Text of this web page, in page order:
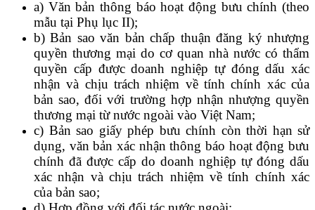
a) Văn bản thông báo hoạt động bưu chính (theo
mẫu tại Phụ lục II);
b) Bản sao văn bản chấp thuận đăng ký nhượng
quyền thương mại do cơ quan nhà nước có thẩm
quyền cấp được doanh nghiệp tự đóng dấu xác
nhận và chịu trách nhiệm về tính chính xác của
bản sao, đối với trường hợp nhận nhượng quyền
thương mại từ nước ngoài vào Việt Nam;
c) Bản sao giấy phép bưu chính còn thời hạn sử
dụng, văn bản xác nhận thông báo hoạt động bưu
chính đã được cấp do doanh nghiệp tự đóng dấu
xác nhận và chịu trách nhiệm về tính chính xác
của bản sao;